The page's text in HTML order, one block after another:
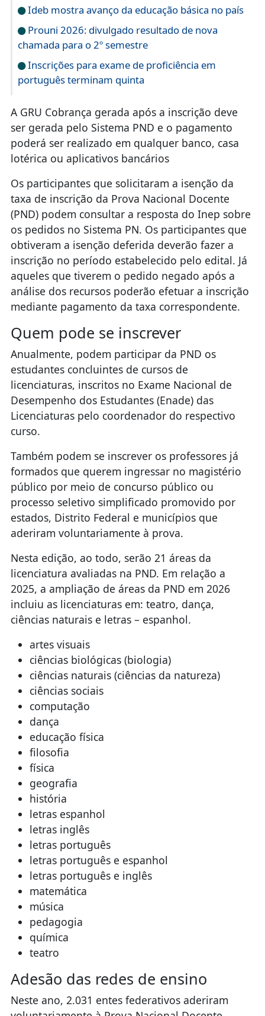
Ideb mostra avanço da educação básica no país
Prouni 2026: divulgado resultado de nova
chamada para o 2º semestre
Inscrições para exame de proficiência em
português terminam quinta
A GRU Cobrança gerada após a inscrição deve
ser gerada pelo Sistema PND e o pagamento
poderá ser realizado em qualquer banco, casa
lotérica ou aplicativos bancários
Os participantes que solicitaram a isenção da
taxa de inscrição da Prova Nacional Docente
(PND) podem consultar a resposta do Inep sobre
os pedidos no Sistema PN. Os participantes que
obtiveram a isenção deferida deverão fazer a
inscrição no período estabelecido pelo edital. Já
aqueles que tiverem o pedido negado após a
análise dos recursos poderão efetuar a inscrição
mediante pagamento da taxa correspondente.
Quem pode se inscrever
Anualmente, podem participar da PND os
estudantes concluintes de cursos de
licenciaturas, inscritos no Exame Nacional de
Desempenho dos Estudantes (Enade) das
Licenciaturas pelo coordenador do respectivo
curso.
Também podem se inscrever os professores já
formados que querem ingressar no magistério
público por meio de concurso público ou
processo seletivo simplificado promovido por
estados, Distrito Federal e municípios que
aderiram voluntariamente à prova.
Nesta edição, ao todo, serão 21 áreas da
licenciatura avaliadas na PND. Em relação a
2025, a ampliação de áreas da PND em 2026
incluiu as licenciaturas em: teatro, dança,
ciências naturais e letras – espanhol.
artes visuais
ciências biológicas (biologia)
ciências naturais (ciências da natureza)
ciências sociais
computação
dança
educação física
filosofia
física
geografia
história
letras espanhol
letras inglês
letras português
letras português e espanhol
letras português e inglês
matemática
música
pedagogia
química
teatro
Adesão das redes de ensino
Neste ano, 2.031 entes federativos aderiram